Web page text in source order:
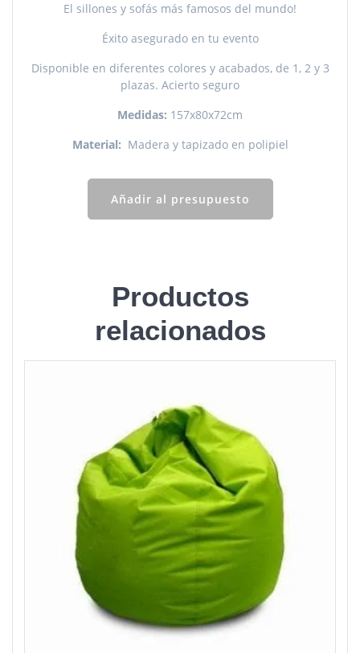
El sillones y sofás más famosos del mundo!
Éxito asegurado en tu evento
Disponible en diferentes colores y acabados, de 1, 2 y 3
plazas. Acierto seguro
Medidas: 157x80x72cm
Material: Madera y tapizado en polipiel
Añadir al presupuesto
Productos
relacionados